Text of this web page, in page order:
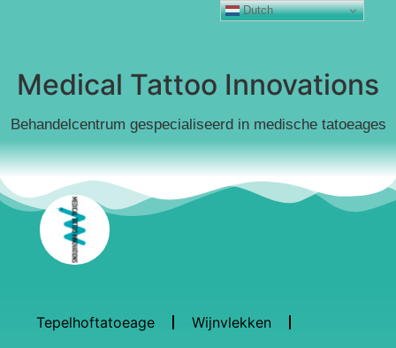
Medical Tattoo Innovations
Behandelcentrum gespecialiseerd in medische tatoeages
Tepelhoftatoeage Wijnvlekken
Dutch